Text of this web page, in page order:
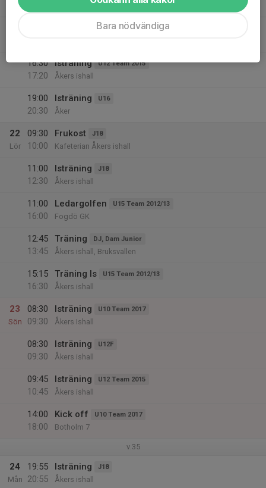
Fre Åkers Ishall
U12F
16:30
17:20
Isträning U12 Team 2015
Åkers ishall
19:00
20:30
Isträning U16
Åker
22
Lör
09:30
10:00
Frukost J18
Kafeterian Åkers ishall
11:00
12:30
Isträning J18
Åkers ishall
11:00
16:00
Ledargolfen U15 Team 2012/13
Fogdö GK
12:45
13:45
Träning DJ, Dam Junior
Åkers ishall, Bruksvallen
15:15
16:30
Träning Is U15 Team 2012/13
Åkers ishall
23
Sön
08:30
09:30
Isträning U10 Team 2017
Åkers Ishall
08:30
09:30
Isträning U12F
Åkers ishall
09:45
10:45
Isträning U12 Team 2015
Åkers ishall
14:00
18:00
Kick off U10 Team 2017
Botholm 7
v.35
24
Mån
19:55
20:55
Isträning J18
Åkers ishall
Bara nödvändiga